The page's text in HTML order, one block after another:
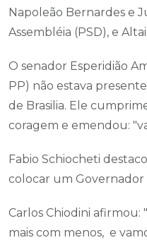
Napoleão Bernardes e
Assembléia (PSD), e
O senador Esperidião
PP) não estava
de Brasilia. Ele
coragem e emendou:
Fabio Schiocheti
colocar um Governador
Carlos Chiodini afirmou:
mais com menos, e